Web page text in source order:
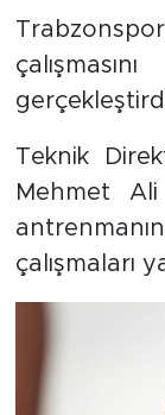
Teknik
Mehmet Ali
çalışmaları